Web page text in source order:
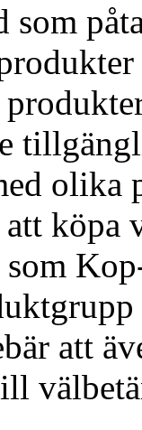
olika
köpa
som
att